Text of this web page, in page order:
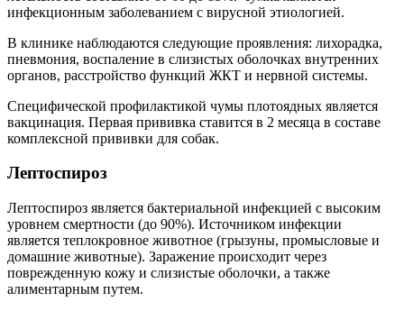
инфекционным заболеванием с вирусной этиологией.
В клинике наблюдаются следующие проявления: лихорадка,
пневмония, воспаление в слизистых оболочках внутренних
органов, расстройство функций ЖКТ и нервной системы.
Специфической профилактикой чумы плотоядных является
вакцинация. Первая прививка ставится в 2 месяца в составе
комплексной прививки для собак.
Лептоспироз
Лептоспироз является бактериальной инфекцией с высоким
уровнем смертности (до 90%). Источником инфекции
является теплокровное животное (грызуны, промысловые и
домашние животные). Заражение происходит через
поврежденную кожу и слизистые оболочки, а также
алиментарным путем.